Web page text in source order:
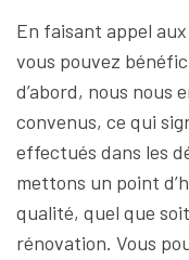
En faisant appel
vous pouvez
d’abord, nous nous
convenus, ce qui
effectués dans les
mettons un point
qualité, quel que
rénovation. Vous